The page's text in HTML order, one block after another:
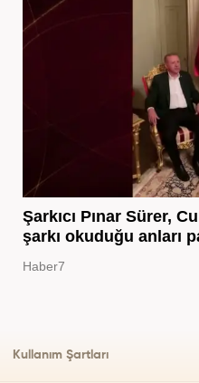
Şarkıcı Pınar Sürer,
şarkı okuduğu anları
Haber7
Kullanım Şartları